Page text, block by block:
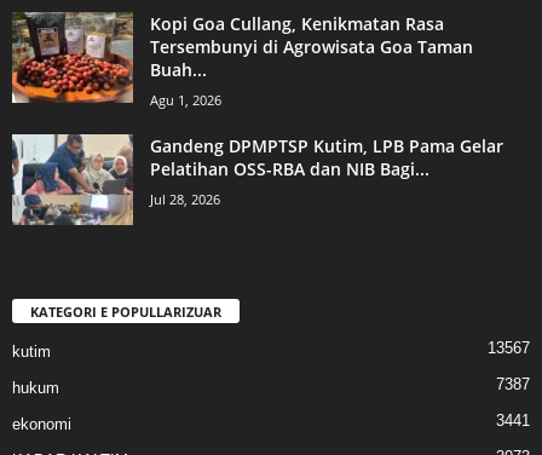
Kopi Goa Cullang, Kenikmatan Rasa
Tersembunyi di Agrowisata Goa Taman
Buah...
Agu 1, 2026
Gandeng DPMPTSP Kutim, LPB Pama Gelar
Pelatihan OSS-RBA dan NIB Bagi...
Jul 28, 2026
KATEGORI E POPULLARIZUAR
kutim 13567
hukum 7387
ekonomi 3441